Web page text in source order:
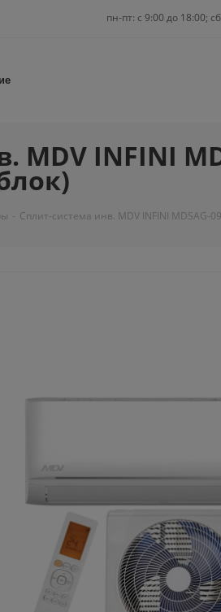
пн-пт: c 9:00 до 18:00;
MDV INFINI
- Сплит-система инв. MDV INFINI MDSAG-